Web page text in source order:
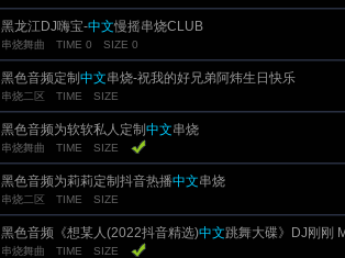
黑龙江DJ嗨宝-中文慢摇串烧CLUB
串烧舞曲 TIME 0 SIZE 0
黑色音频定制 中文串烧-祝我的好兄弟阿炜生日快乐
串烧二区 TIME SIZE
黑色音频为软软私人定制 中文串烧
串烧舞曲 TIME SIZE
黑色音频为莉莉定制抖音热播中文串烧
串烧二区 TIME SIZE
黑色音频《想某人(2022抖音精选)中文跳舞大碟》DJ刚刚
串烧舞曲 TIME SIZE